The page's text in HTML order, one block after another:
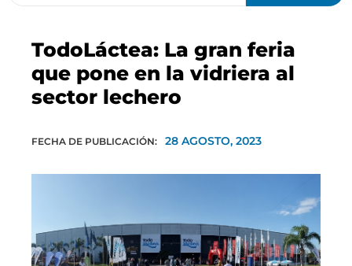
TodoLáctea: La gran feria
que pone en la vidriera al
sector lechero
FECHA DE PUBLICACIÓN: 28 AGOSTO, 2023